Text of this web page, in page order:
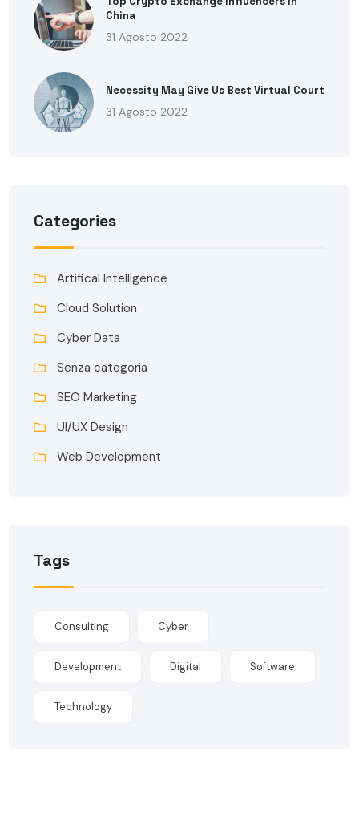
China
31 Agosto 2022
Necessity May Give Us Best Virtual Court
31 Agosto 2022
Categories
Artifical Intelligence
Cloud Solution
Cyber Data
Senza categoria
SEO Marketing
UI/UX Design
Web Development
Tags
Consulting Cyber
Development Digital Software
Technology